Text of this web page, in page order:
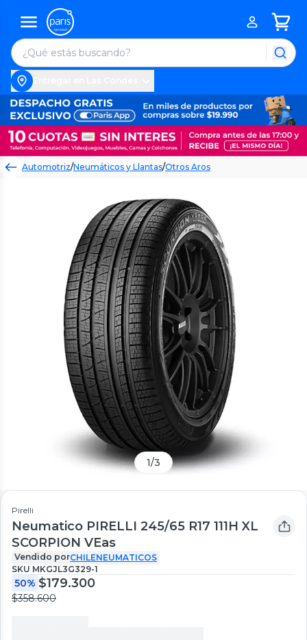
Automotriz/Neumáticos y Llantas/Otros Aros
1/3
Pirelli
Neumatico PIRELLI 245/65 R17 111H XL
SCORPION VEas
Vendido porCHILENEUMATICOS
SKU MKGJL3G329-1
50% $179.300
$358.600